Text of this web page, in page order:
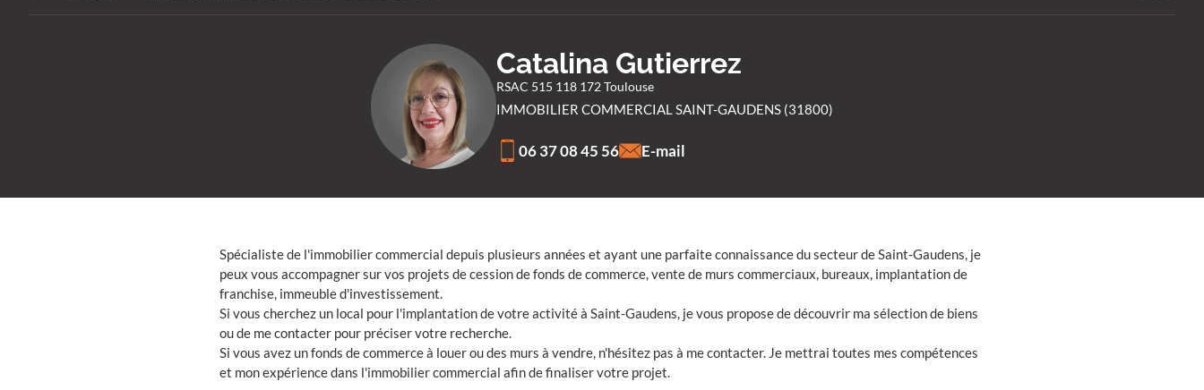
Catalina Gutierrez
RSAC 515 118 172 Toulouse
IMMOBILIER COMMERCIAL SAINT-GAUDENS (31800)
06 37 08 45 56 E-mail
Spécialiste de l'immobilier commercial depuis plusieurs années et ayant une parfaite connaissance du secteur de Saint-Gaudens, je
peux vous accompagner sur vos projets de cession de fonds de commerce, vente de murs commerciaux, bureaux, implantation de
franchise, immeuble d'investissement.
Si vous cherchez un local pour l'implantation de votre activité à Saint-Gaudens, je vous propose de découvrir ma sélection de biens
ou de me contacter pour préciser votre recherche.
Si vous avez un fonds de commerce à louer ou des murs à vendre, n'hésitez pas à me contacter. Je mettrai toutes mes compétences
et mon expérience dans l'immobilier commercial afin de finaliser votre projet.